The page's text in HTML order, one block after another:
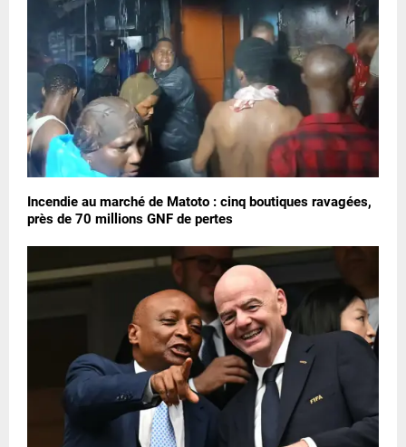
Incendie au marché de Matoto : cinq boutiques ravagées,
près de 70 millions GNF de pertes